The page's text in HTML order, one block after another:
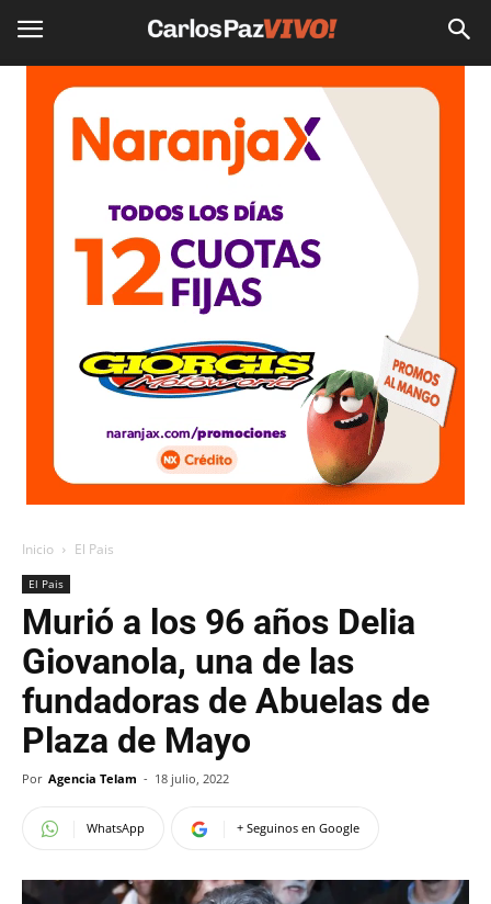
Inicio El Pais
El Pais
Murió a los 96 años Delia
Giovanola, una de las
fundadoras de Abuelas de
Plaza de Mayo
Por Agencia Telam - 18 julio, 2022
WhatsApp + Seguinos en Google